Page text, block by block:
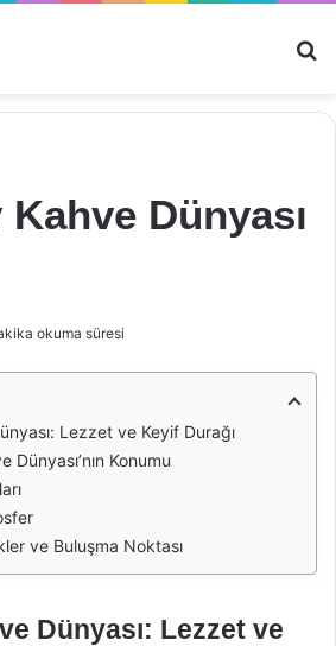
Kahve Dünyası
okuma süresi
Lezzet ve Keyif Durağı
Dünyası’nın Konumu
ve Buluşma Noktası
Dünyası: Lezzet ve